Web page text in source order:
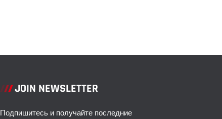
JOIN NEWSLETTER
Подпишитесь и получайте последние